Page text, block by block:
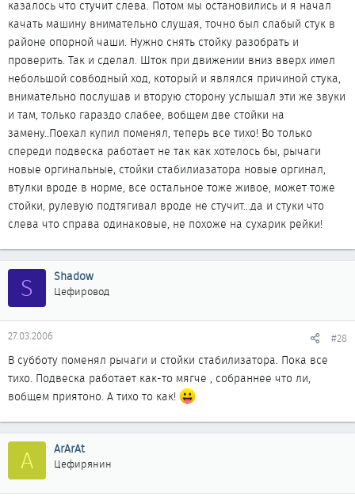
казалось что стучит слева. Потом мы остановились и я начал
качать машину внимательно слушая, точно был слабый стук в
районе опорной чаши. Нужно снять стойку разобрать и
проверить. Так и сделал. Шток при движении вниз вверх имел
небольшой совбодный ход, который и являлся причиной стука,
внимательно послушав и вторую сторону услышал эти же звуки
и там, только гараздо слабее, вобщем две стойки на
замену..Поехал купил поменял, теперь все тихо! Во только
спереди подвеска работает не так как хотелось бы, рычаги
новые оргинальные, стойки стабилиазатора новые оргинал,
втулки вроде в норме, все остальное тоже живое, может тоже
стойки, рулевую подтягивал вроде не стучит...да и стуки что
слева что справа одинаковые, не похоже на сухарик рейки!
S Shadow
Цефировод
27.03.2006 #28
В субботу поменял рычаги и стойки стабилизатора. Пока все
тихо. Подвеска работает как-то мягче , собраннее что ли,
вобщем приятоно. А тихо то как!
A ArArAt
Цефирянин